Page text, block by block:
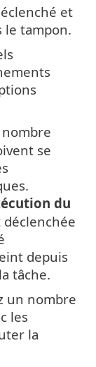
et
le tampon.
nombre
se
du
depuis
tâche.
un nombre
les
la